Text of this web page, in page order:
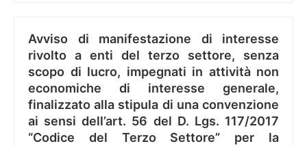
Avviso di manifestazione di interesse
rivolto a enti del terzo settore, senza
scopo di lucro, impegnati in attività non
economiche di interesse generale,
finalizzato alla stipula di una convenzione
ai sensi dell’art. 56 del D. Lgs. 117/2017
“Codice del Terzo Settore” per la